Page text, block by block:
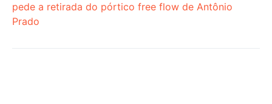
pede a retirada do pórtico free flow de Antônio
Prado